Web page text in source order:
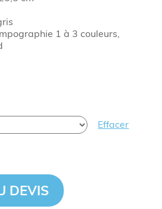
1 à 3 couleurs,
Effacer
DEVIS